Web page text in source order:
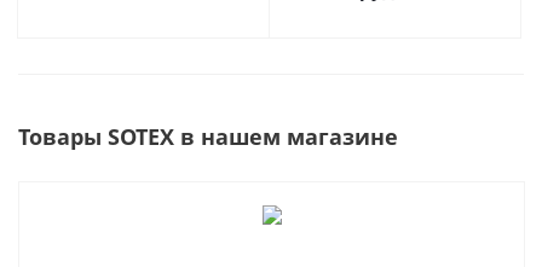
Товары SOTEX в нашем магазине